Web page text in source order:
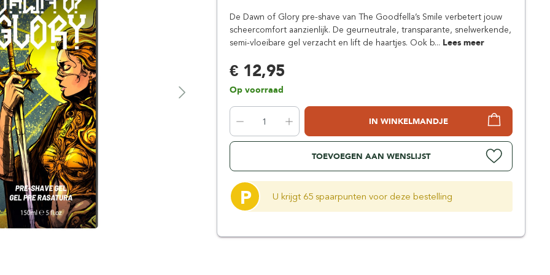
Floris London
Gentlemen's Tonic
Giesen & Forsthoff
Gillette
Henson Shaving
Herold Solingen
Kasho Kai
Stirling Soap Company
St. James of London
De Dawn of Glory pre-shave van The Goodfella’s Smile verbetert jouw
scheercomfort aanzienlijk. De geurneutrale, transparante, snelwerkende,
semi-vloeibare gel verzacht en lift de haartjes. Ook b... Lees meer
€ 12,95
Op voorraad
IN WINKELMANDJE
TOEVOEGEN AAN WENSLIJST
P U krijgt 65 spaarpunten voor deze bestelling